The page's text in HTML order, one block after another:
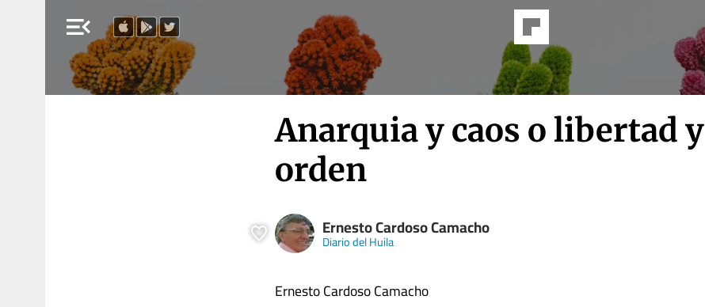
menu_open
Anarquia y caos o libertad y
orden
Ernesto Cardoso Camacho
Diario del Huila
Ernesto Cardoso Camacho